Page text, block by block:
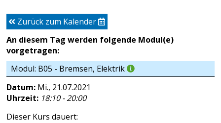
Zurück zum Kalender
An diesem Tag werden folgende Modul(e)
vorgetragen:
Modul: B05 - Bremsen, Elektrik
Datum: Mi., 21.07.2021
Uhrzeit: 18:10 - 20:00
Dieser Kurs dauert: